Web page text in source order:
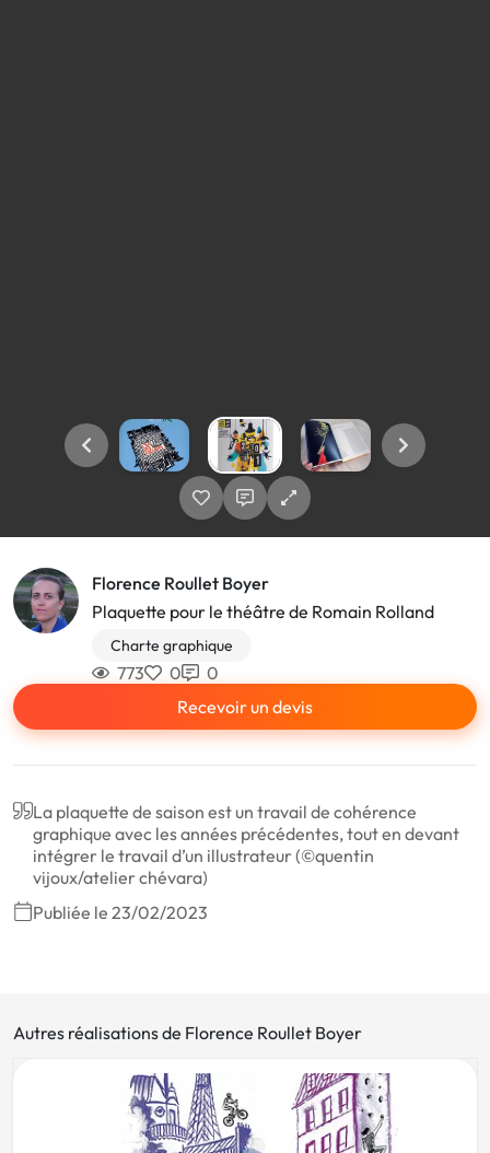
Florence Roullet Boyer
Plaquette pour le théâtre de Romain Rolland
Charte graphique
773 0
0
Recevoir un devis
La plaquette de saison est un travail de cohérence
graphique avec les années précédentes, tout en devant
intégrer le travail d’un illustrateur (©quentin
vijoux/atelier chévara)
Publiée le 23/02/2023
Autres réalisations de Florence Roullet Boyer